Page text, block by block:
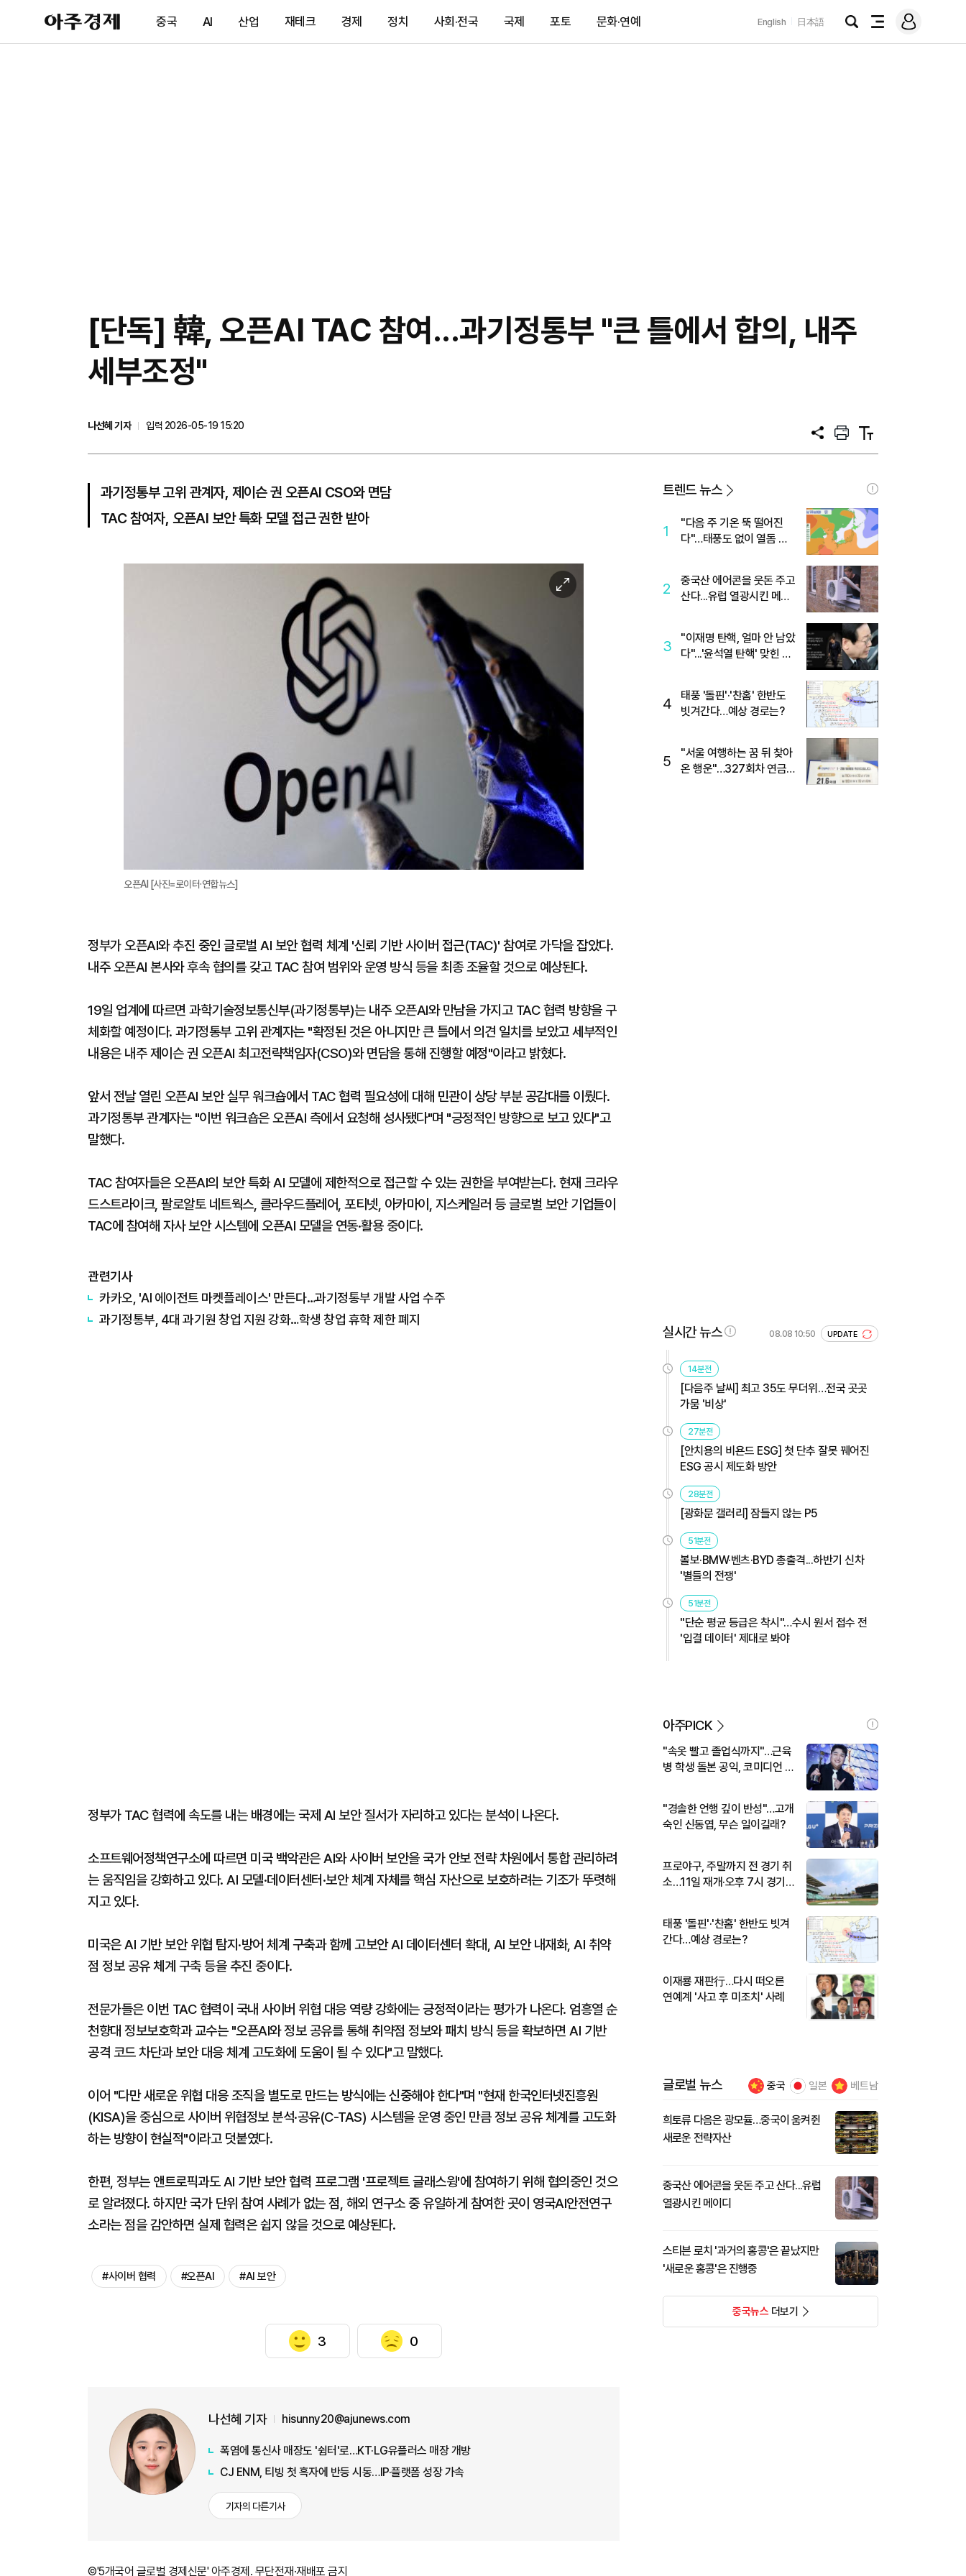
아
주
제
중국 AI 산업 재테크 경제 정치 사회·전국 국제 포토 문화·연예 English 日本語
검
전
메
그
[단독] 韓, 오픈AI TAC 참여...과기정통부 "큰 틀에서 합의, 내주
세부조정"
나선혜 기자
입력 2026-05-19 15:20
공
프
트
텍
트
과기정통부 고위 관계자, 제이슨 권 오픈AI CSO와 면담
TAC 참여자, 오픈AI 보안 특화 모델 접근 권한 받아
이
미
오픈AI [사진=로이터·연합뉴스]
정부가 오픈AI와 추진 중인 글로벌 AI 보안 협력 체계 '신뢰 기반 사이버 접근(TAC)' 참여로 가닥을 잡았다.
내주 오픈AI 본사와 후속 협의를 갖고 TAC 참여 범위와 운영 방식 등을 최종 조율할 것으로 예상된다.
19일 업계에 따르면 과학기술정보통신부(과기정통부)는 내주 오픈AI와 만남을 가지고 TAC 협력 방향을 구
체화할 예정이다. 과기정통부 고위 관계자는 "확정된 것은 아니지만 큰 틀에서 의견 일치를 보았고 세부적인
내용은 내주 제이슨 권 오픈AI 최고전략책임자(CSO)와 면담을 통해 진행할 예정"이라고 밝혔다.
앞서 전날 열린 오픈AI 보안 실무 워크숍에서 TAC 협력 필요성에 대해 민관이 상당 부분 공감대를 이뤘다.
과기정통부 관계자는 "이번 워크숍은 오픈AI 측에서 요청해 성사됐다"며 "긍정적인 방향으로 보고 있다"고
말했다.
TAC 참여자들은 오픈AI의 보안 특화 AI 모델에 제한적으로 접근할 수 있는 권한을 부여받는다. 현재 크라우
드스트라이크, 팔로알토 네트웍스, 클라우드플레어, 포티넷, 아카마이, 지스케일러 등 글로벌 보안 기업들이
TAC에 참여해 자사 보안 시스템에 오픈AI 모델을 연동·활용 중이다.
관련기사
카카오, 'AI 에이전트 마켓플레이스' 만든다…과기정통부 개발 사업 수주
과기정통부, 4대 과기원 창업 지원 강화…학생 창업 휴학 제한 폐지
정부가 TAC 협력에 속도를 내는 배경에는 국제 AI 보안 질서가 자리하고 있다는 분석이 나온다.
소프트웨어정책연구소에 따르면 미국 백악관은 AI와 사이버 보안을 국가 안보 전략 차원에서 통합 관리하려
는 움직임을 강화하고 있다. AI 모델·데이터센터·보안 체계 자체를 핵심 자산으로 보호하려는 기조가 뚜렷해
지고 있다.
미국은 AI 기반 보안 위협 탐지·방어 체계 구축과 함께 고보안 AI 데이터센터 확대, AI 보안 내재화, AI 취약
점 정보 공유 체계 구축 등을 추진 중이다.
전문가들은 이번 TAC 협력이 국내 사이버 위협 대응 역량 강화에는 긍정적이라는 평가가 나온다. 엄흥열 순
천향대 정보보호학과 교수는 "오픈AI와 정보 공유를 통해 취약점 정보와 패치 방식 등을 확보하면 AI 기반
공격 코드 차단과 보안 대응 체계 고도화에 도움이 될 수 있다"고 말했다.
이어 "다만 새로운 위협 대응 조직을 별도로 만드는 방식에는 신중해야 한다"며 "현재 한국인터넷진흥원
(KISA)을 중심으로 사이버 위협정보 분석·공유(C-TAS) 시스템을 운영 중인 만큼 정보 공유 체계를 고도화
하는 방향이 현실적"이라고 덧붙였다.
한편, 정부는 앤트로픽과도 AI 기반 보안 협력 프로그램 '프로젝트 글래스윙'에 참여하기 위해 협의중인 것으
로 알려졌다. 하지만 국가 단위 참여 사례가 없는 점, 해외 연구소 중 유일하게 참여한 곳이 영국AI안전연구
소라는 점을 감안하면 실제 협력은 쉽지 않을 것으로 예상된다.
#사이버 협력 #오픈AI #AI 보안
3 0
나선혜 기자 hisunny20@ajunews.com
폭염에 통신사 매장도 '쉼터'로…KT·LG유플러스 매장 개방
CJ ENM, 티빙 첫 흑자에 반등 시동…IP·플랫폼 성장 가속
기자의 다른기사
©'5개국어 글로벌 경제신문' 아주경제. 무단전재·재배포 금지
트렌드 뉴스
1
"다음 주 기온 뚝 떨어진
다"…태풍도 없이 열돔 박
2
중국산 에어콘을 웃돈 주고
산다...유럽 열광시킨 메이
3
"이재명 탄핵, 얼마 안 남았
다"...'윤석열 탄핵' 맞힌 무
4
태풍 '돌핀'·'찬홈' 한반도
빗겨간다…예상 경로는?
5
"서울 여행하는 꿈 뒤 찾아
온 행운"…327회차 연금
실시간 뉴스 08.08 10:50 UPDATE
14분전
[다음주 날씨] 최고 35도 무더위…전국 곳곳
가뭄 '비상'
27분전
[안치용의 비욘드 ESG] 첫 단추 잘못 꿰어진
ESG 공시 제도화 방안
28분전
[광화문 갤러리] 잠들지 않는 P5
51분전
볼보·BMW·벤츠·BYD 총출격...하반기 신차
'별들의 전쟁'
51분전
"단순 평균 등급은 착시"…수시 원서 접수 전
'입결 데이터' 제대로 봐야
아주PICK
"속옷 빨고 졸업식까지"…근육
병 학생 돌본 공익, 코미디언 김
"경솔한 언행 깊이 반성"…고개
숙인 신동엽, 무슨 일이길래?
프로야구, 주말까지 전 경기 취
소…11일 재개·오후 7시 경기
태풍 '돌핀'·'찬홈' 한반도 빗겨
간다…예상 경로는?
이재룡 재판行…다시 떠오른
연예계 '사고 후 미조치' 사례
글로벌 뉴스 중국 일본 베트남
희토류 다음은 광모듈…중국이 움켜쥔
새로운 전략자산
중국산 에어콘을 웃돈 주고 산다...유럽
열광시킨 메이디
스티븐 로치 '과거의 홍콩'은 끝났지만
'새로운 홍콩'은 진행중
중국뉴스더보기